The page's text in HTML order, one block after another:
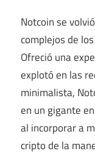
Notcoin se
complejos de
Ofreció una
explotó en las
minimalista,
en un gigante
al incorporar a
cripto de la